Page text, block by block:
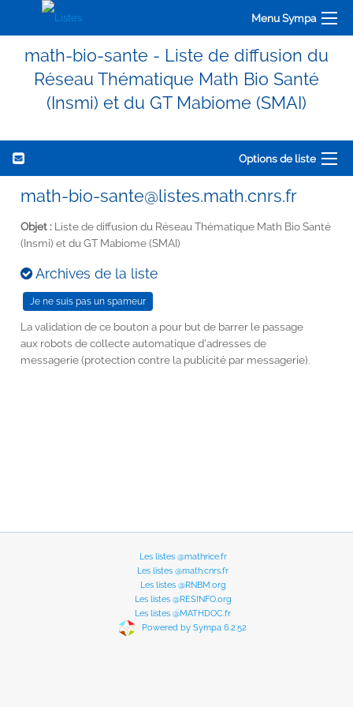
Menu Sympa
math-bio-sante - Liste de diffusion du
Réseau Thématique Math Bio Santé
(Insmi) et du GT Mabiome (SMAI)
Options de liste
math-bio-sante@listes.math.cnrs.fr
Objet : Liste de diffusion du Réseau Thématique Math Bio Santé
(Insmi) et du GT Mabiome (SMAI)
Archives de la liste
La validation de ce bouton a pour but de barrer le passage
aux robots de collecte automatique d'adresses de
messagerie (protection contre la publicité par messagerie).
Les listes @mathrice.fr
Les listes @math.cnrs.fr
Les listes @RNBM.org
Les listes @RESINFO.org
Les listes @MATHDOC.fr
Powered by Sympa 6.2.52